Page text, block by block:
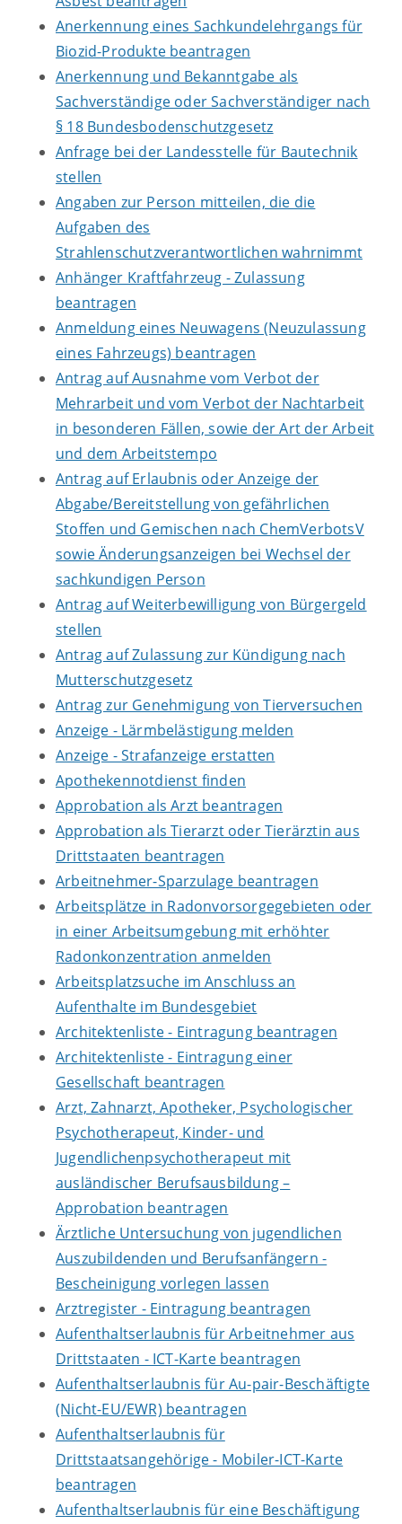
Anerkennung eines Sachkundelehrgangs für
Biozid-Produkte beantragen
Anerkennung und Bekanntgabe als
Sachverständige oder Sachverständiger nach
§ 18 Bundesbodenschutzgesetz
Anfrage bei der Landesstelle für Bautechnik
stellen
Angaben zur Person mitteilen, die die
Aufgaben des
Strahlenschutzverantwortlichen wahrnimmt
Anhänger Kraftfahrzeug - Zulassung
beantragen
Anmeldung eines Neuwagens (Neuzulassung
eines Fahrzeugs) beantragen
Antrag auf Ausnahme vom Verbot der
Mehrarbeit und vom Verbot der Nachtarbeit
in besonderen Fällen, sowie der Art der Arbeit
und dem Arbeitstempo
Antrag auf Erlaubnis oder Anzeige der
Abgabe/Bereitstellung von gefährlichen
Stoffen und Gemischen nach ChemVerbotsV
sowie Änderungsanzeigen bei Wechsel der
sachkundigen Person
Antrag auf Weiterbewilligung von Bürgergeld
stellen
Antrag auf Zulassung zur Kündigung nach
Mutterschutzgesetz
Antrag zur Genehmigung von Tierversuchen
Anzeige - Lärmbelästigung melden
Anzeige - Strafanzeige erstatten
Apothekennotdienst finden
Approbation als Arzt beantragen
Approbation als Tierarzt oder Tierärztin aus
Drittstaaten beantragen
Arbeitnehmer-Sparzulage beantragen
Arbeitsplätze in Radonvorsorgegebieten oder
in einer Arbeitsumgebung mit erhöhter
Radonkonzentration anmelden
Arbeitsplatzsuche im Anschluss an
Aufenthalte im Bundesgebiet
Architektenliste - Eintragung beantragen
Architektenliste - Eintragung einer
Gesellschaft beantragen
Arzt, Zahnarzt, Apotheker, Psychologischer
Psychotherapeut, Kinder- und
Jugendlichenpsychotherapeut mit
ausländischer Berufsausbildung –
Approbation beantragen
Ärztliche Untersuchung von jugendlichen
Auszubildenden und Berufsanfängern -
Bescheinigung vorlegen lassen
Arztregister - Eintragung beantragen
Aufenthaltserlaubnis für Arbeitnehmer aus
Drittstaaten - ICT-Karte beantragen
Aufenthaltserlaubnis für Au-pair-Beschäftigte
(Nicht-EU/EWR) beantragen
Aufenthaltserlaubnis für
Drittstaatsangehörige - Mobiler-ICT-Karte
beantragen
Aufenthaltserlaubnis für eine Beschäftigung